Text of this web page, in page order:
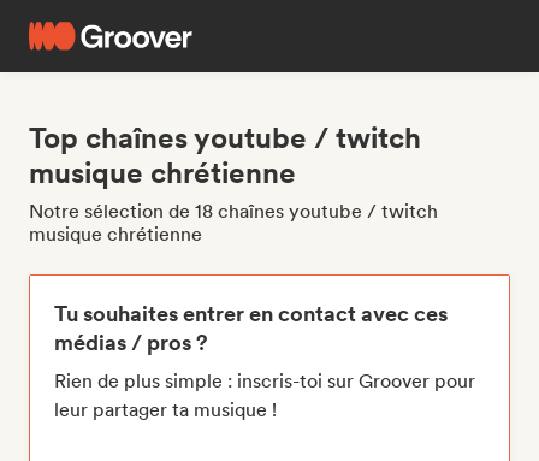
Top chaînes youtube / twitch
musique chrétienne
Notre sélection de 18 chaînes youtube / twitch
musique chrétienne
Tu souhaites entrer en contact avec ces
médias / pros ?
Rien de plus simple : inscris-toi sur Groover pour
leur partager ta musique !